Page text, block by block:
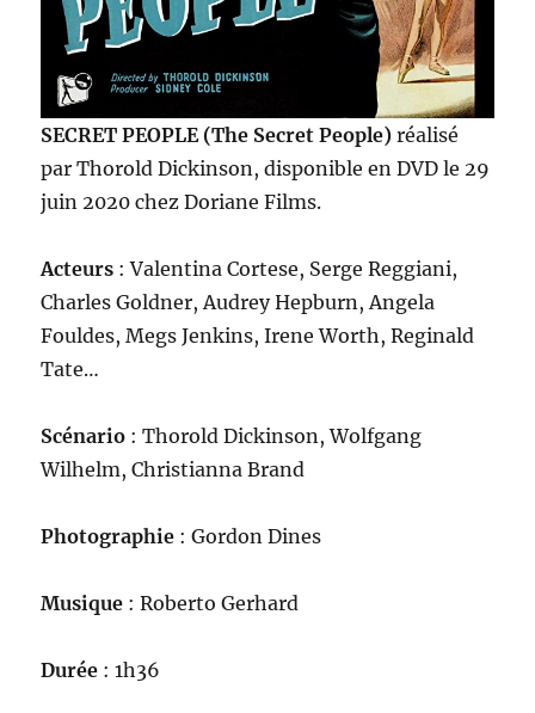
SECRET PEOPLE (The Secret People)réalisé
par Thorold Dickinson, disponible en DVD le 29
juin 2020 chez Doriane Films.
Acteurs : Valentina Cortese, Serge Reggiani,
Charles Goldner, Audrey Hepburn, Angela
Fouldes, Megs Jenkins, Irene Worth, Reginald
Tate…
Scénario : Thorold Dickinson, Wolfgang
Wilhelm, Christianna Brand
Photographie : Gordon Dines
Musique : Roberto Gerhard
Durée : 1h36